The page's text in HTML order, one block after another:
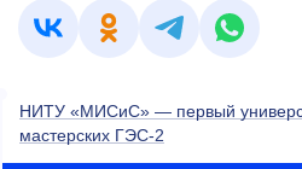
НИТУ «МИСиС» — первый
мастерских ГЭС-2